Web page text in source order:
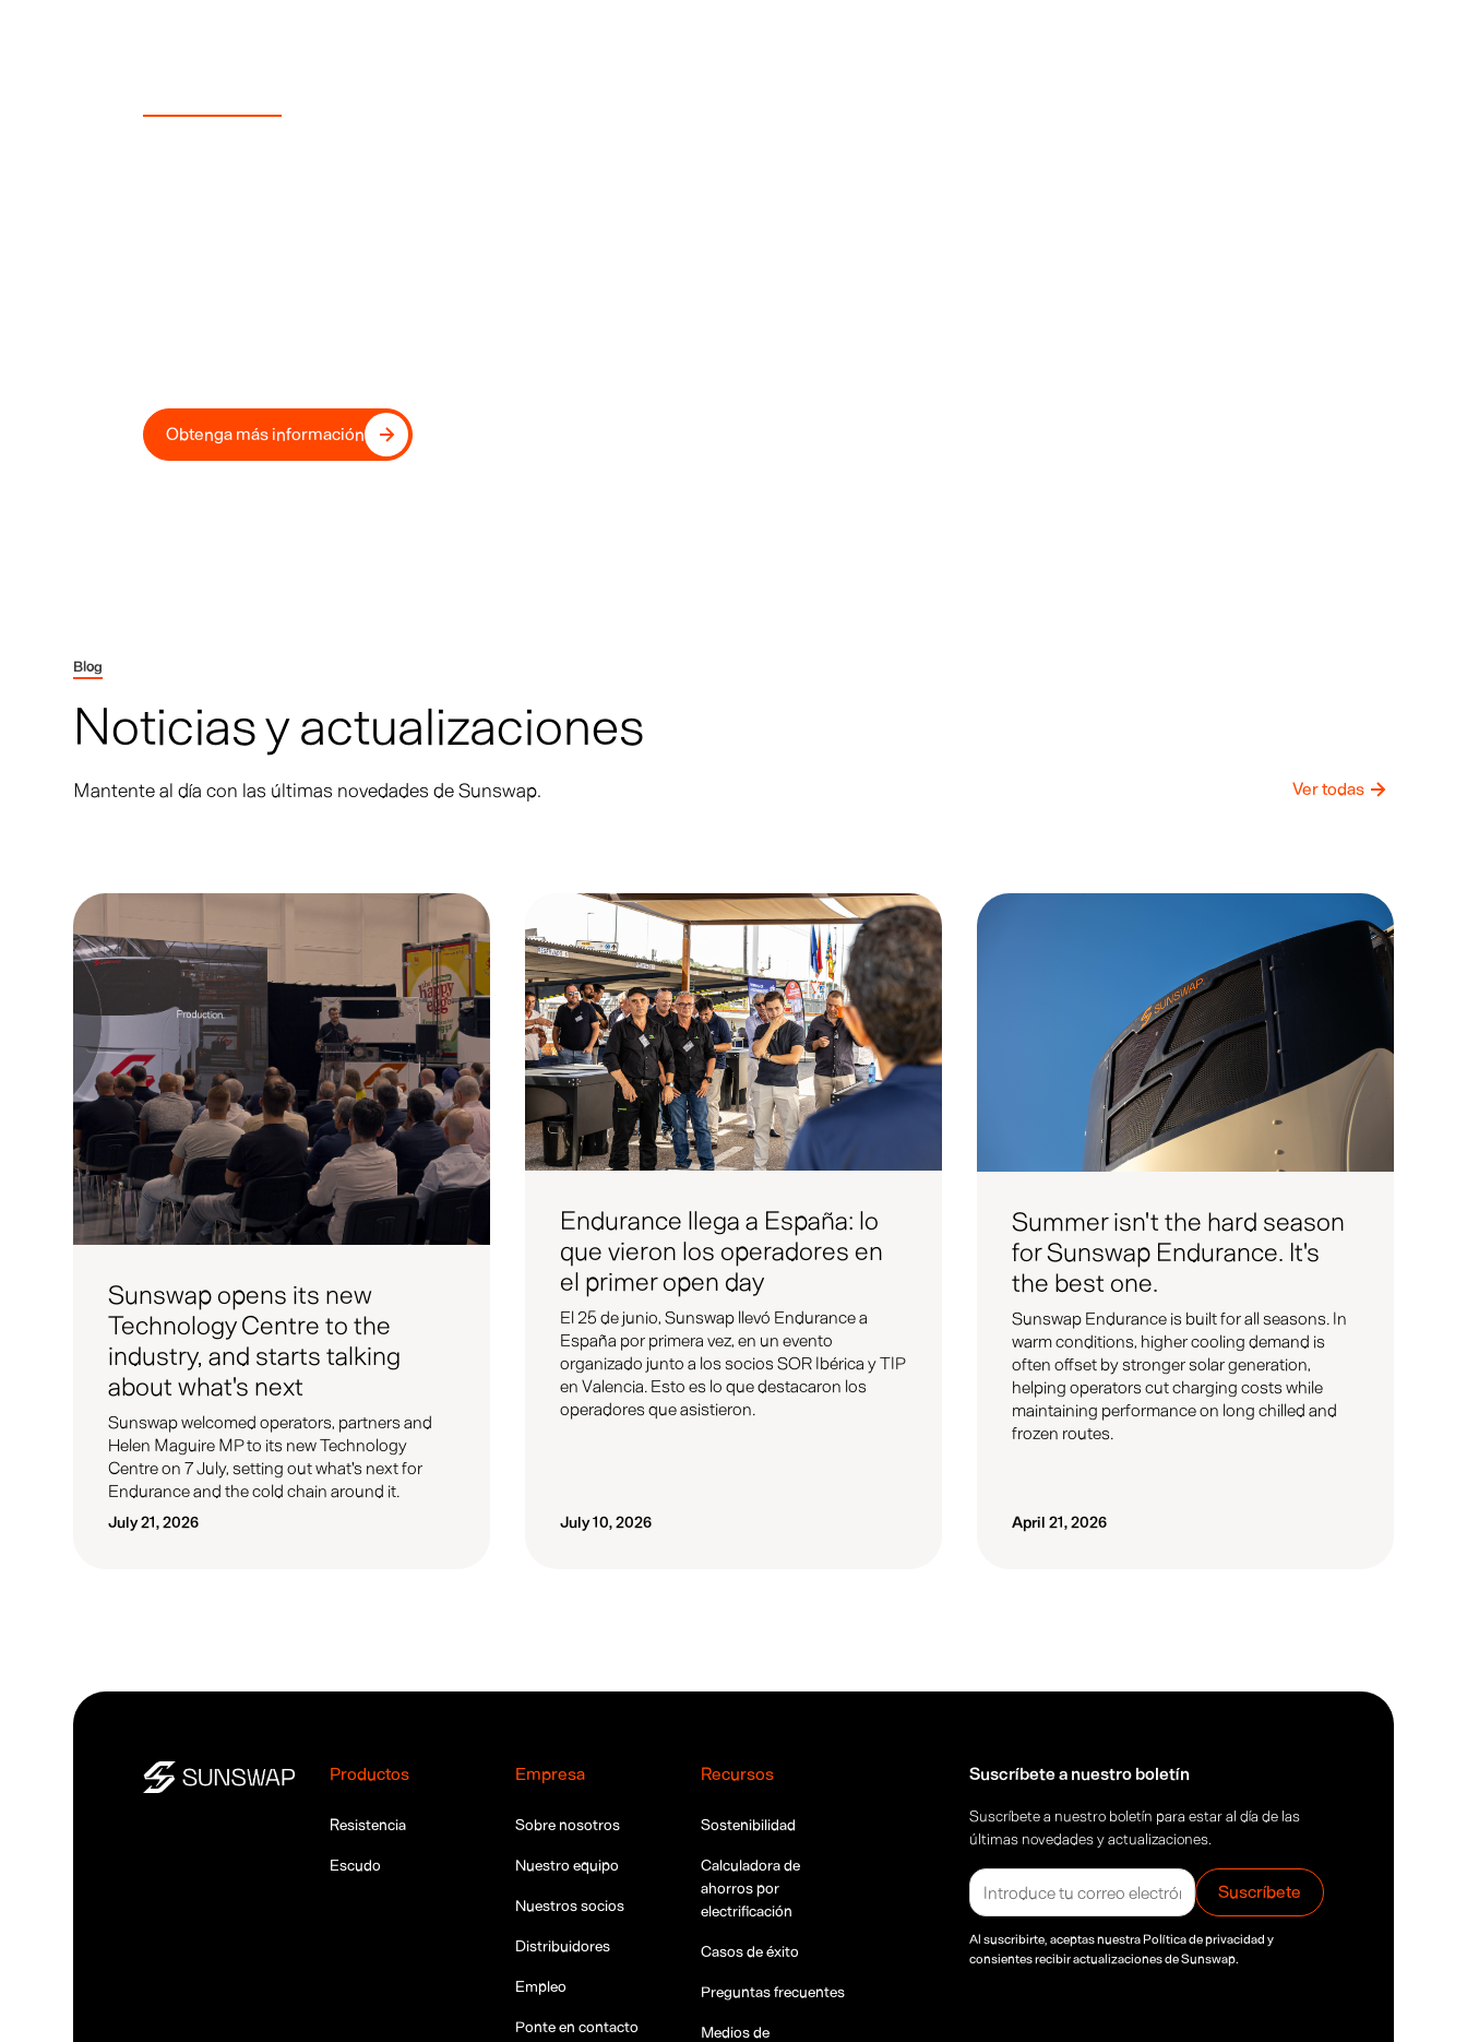
Obtenga más información
Blog
Noticias y actualizaciones
Mantente al día con las últimas novedades de Sunswap. Ver todas
Sunswap opens its new
Technology Centre to the
industry, and starts talking
about what's next
Sunswap welcomed operators, partners and
Helen Maguire MP to its new Technology
Centre on 7 July, setting out what's next for
Endurance and the cold chain around it.
July 21, 2026
Noticias
Endurance llega a España: lo
que vieron los operadores en
el primer open day
El 25 de junio, Sunswap llevó Endurance a
España por primera vez, en un evento
organizado junto a los socios SOR Ibérica y TIP
en Valencia. Esto es lo que destacaron los
operadores que asistieron.
July 10, 2026
Summer isn't the hard season
for Sunswap Endurance. It's
the best one.
Sunswap Endurance is built for all seasons. In
warm conditions, higher cooling demand is
often offset by stronger solar generation,
helping operators cut charging costs while
maintaining performance on long chilled and
frozen routes.
April 21, 2026
Productos
Resistencia
Escudo
Empresa
Sobre nosotros
Nuestro equipo
Nuestros socios
Distribuidores
Empleo
Ponte en contacto
Recursos
Sostenibilidad
Calculadora de
ahorros por
electrificación
Casos de éxito
Preguntas frecuentes
Medios de
Suscríbete a nuestro boletín
Suscríbete a nuestro boletín para estar al día de las
últimas novedades y actualizaciones.
Al suscribirte, aceptas nuestra Política de privacidad y
consientes recibir actualizaciones de Sunswap.